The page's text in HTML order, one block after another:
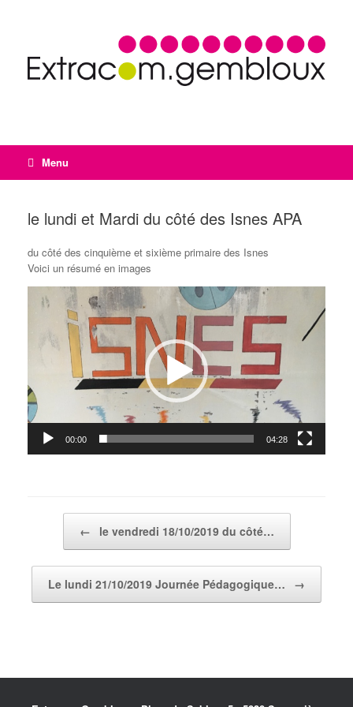
Menu
le lundi et Mardi du côté des Isnes APA
du côté des cinquième et sixième primaire des Isnes
Voici un résumé en images
Lecteur
vidéo
00:00 04:28
← le vendredi 18/10/2019 du côté…
Le lundi 21/10/2019 Journée Pédagogique… →